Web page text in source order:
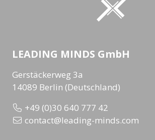
LEADING MINDS GmbH
Gerstäckerweg 3a
14089 Berlin (Deutschland)
+49 (0)30 640 777 42
contact@leading-minds.com